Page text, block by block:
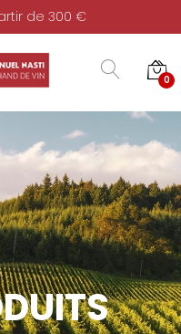
de 300 €
0